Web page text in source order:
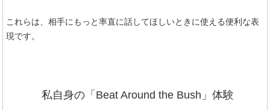
これらは、相手にもっと率直に話してほしいときに使える便利な表
現です。
私自身の「Beat Around the Bush」体験